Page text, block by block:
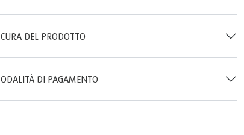
CURA DEL PRODOTTO
ODALITÀ DI PAGAMENTO